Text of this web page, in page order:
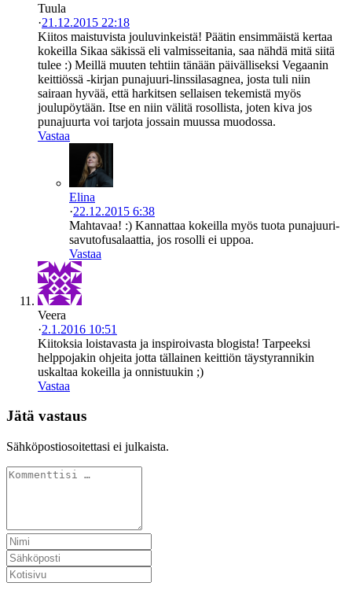
Tuula
·21.12.2015 22:18
Kiitos maistuvista jouluvinkeistä! Päätin ensimmäistä kertaa
kokeilla Sikaa säkissä eli valmisseitania, saa nähdä mitä siitä
tulee :) Meillä muuten tehtiin tänään päivälliseksi Vegaanin
keittiössä -kirjan punajuuri-linssilasagnea, josta tuli niin
sairaan hyvää, että harkitsen sellaisen tekemistä myös
joulupöytään. Itse en niin välitä rosollista, joten kiva jos
punajuurta voi tarjota jossain muussa muodossa.
Vastaa
Elina
·22.12.2015 6:38
Mahtavaa! :) Kannattaa kokeilla myös tuota punajuuri-
savutofusalaattia, jos rosolli ei uppoa.
Vastaa
Veera
·2.1.2016 10:51
Kiitoksia loistavasta ja inspiroivasta blogista! Tarpeeksi
helppojakin ohjeita jotta tällainen keittiön täystyrannikin
uskaltaa kokeilla ja onnistuukin ;)
Vastaa
Jätä vastaus
Sähköpostiosoitettasi ei julkaista.